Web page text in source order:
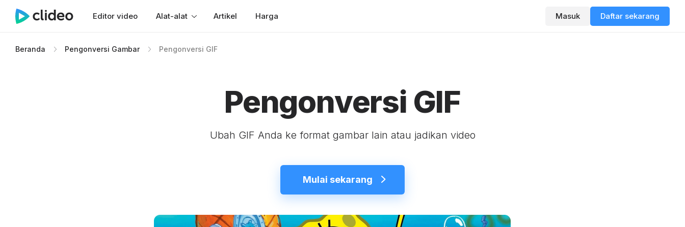
Editor video Alat-alat Artikel Harga Masuk Daftar sekarang
Beranda Pengonversi Gambar Pengonversi GIF
Pengonversi GIF
Ubah GIF Anda ke format gambar lain atau jadikan video
Mulai sekarang